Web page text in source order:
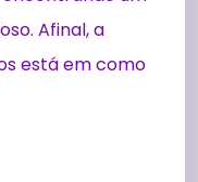
Afinal, a
está em como